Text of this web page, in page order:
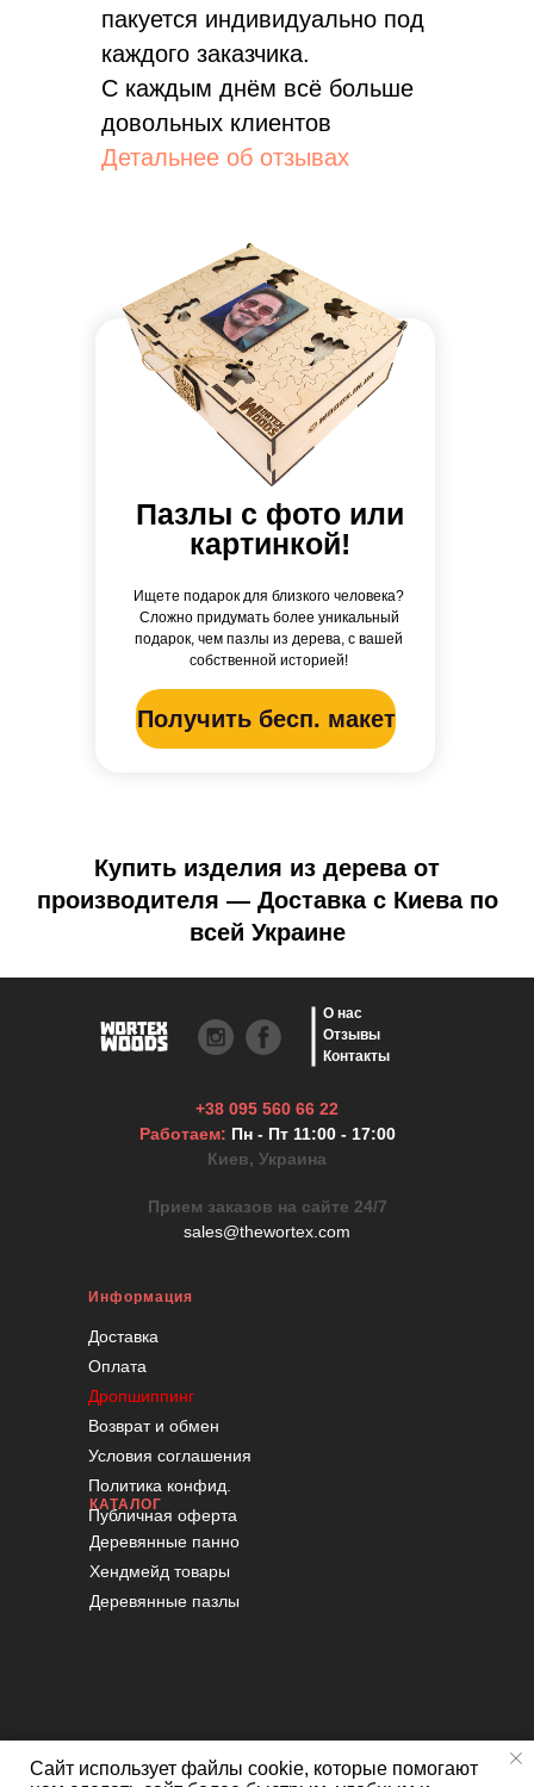
пакуется индивидуально под
каждого заказчика.
С каждым днём всё больше
довольных клиентов
Детальнее об отзывах
Пазлы с фото или
картинкой!
Ищете подарок для близкого человека?
Сложно придумать более уникальный
подарок, чем пазлы из дерева, с вашей
собственной историей!
Получить бесп. макет
Купить изделия из дерева от
производителя — Доставка с Киева по
всей Украине
Информация
Доставка
Оплата
Дропшиппинг
Возврат и обмен
Условия соглашения
Политика конфид.
Публичная оферта
КАТАЛОГ
Деревянные панно
Хендмейд товары
Деревянные пазлы
+38 095 560 66 22
Работаем: Пн - Пт 11:00 - 17:00
Киев, Украина
Прием заказов на сайте 24/7
sales@thewortex.com
О нас
Отзывы
Контакты
Сайт использует файлы cookie, которые помогают